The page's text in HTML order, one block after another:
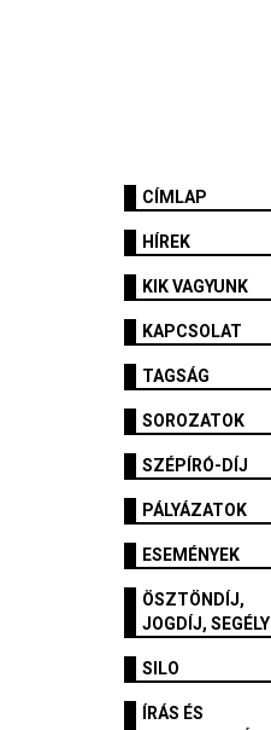
CÍMLAP
HÍREK
KIK VAGYUNK
KAPCSOLAT
TAGSÁG
SOROZATOK
SZÉPÍRÓ-DÍJ
PÁLYÁZATOK
ESEMÉNYEK
ÖSZTÖNDÍJ,
JOGDÍJ, SEGÉLY
SILO
ÍRÁS ÉS